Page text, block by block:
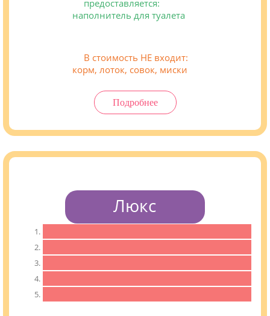
предоставляется:
наполнитель для туалета
В стоимость НЕ входит:
корм, лоток, совок, миски
Подробнее
Люкс